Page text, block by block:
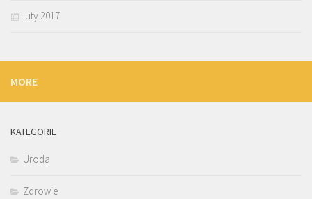
luty 2017
MORE
KATEGORIE
Uroda
Zdrowie